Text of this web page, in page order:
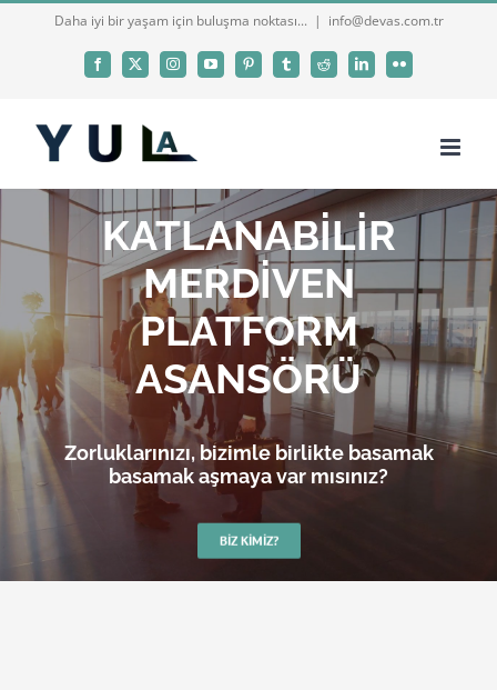
Daha iyi bir yaşam için buluşma noktası... | info@devas.com.tr
Facebook
X InstagramYouTubePinterestTumblrReddit LinkedInFlickr
KATLANABİLİR
MERDİVEN
PLATFORM
ASANSÖRÜ
Zorluklarınızı, bizimle birlikte basamak
basamak aşmaya var mısınız?
BIZ KIMIZ?